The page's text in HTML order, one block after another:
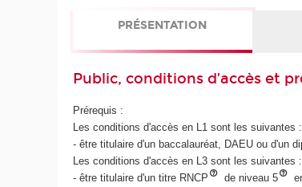
PRÉSENTATION
Public, conditions d’accès et
Prérequis :
Les conditions d'accès en L1 sont les suivantes :
- être titulaire d'un baccalauréat, DAEU ou d'un
Les conditions d'accès en L3 sont les suivantes :
- être titulaire d'un titre RNCP
de niveau 5